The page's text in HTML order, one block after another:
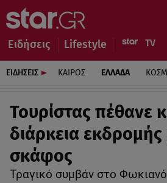
Ειδήσεις Lifestyle
ΕΙΔΗΣΕΙΣ ΚΑΙΡΟΣ ΕΛΛΑΔΑ
Τουρίστας πέθανε
διάρκεια εκδρομής
σκάφος
Τραγικό συμβάν στο